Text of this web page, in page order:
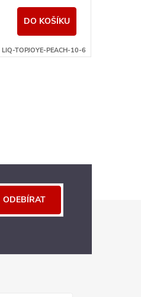
DO KOŠÍKU
LIQ-TOPJOYE-PEACH-10-6
ODEBÍRAT